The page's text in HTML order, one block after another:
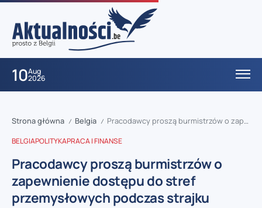
10Aug
2026
Strona główna / Belgia / Pracodawcy proszą burmistrzów o zapewnienie dostępu do stref przemysłowych podczas strajku
BELGIAPOLITYKAPRACA I FINANSE
Pracodawcy proszą burmistrzów o
zapewnienie dostępu do stref
przemysłowych podczas strajku